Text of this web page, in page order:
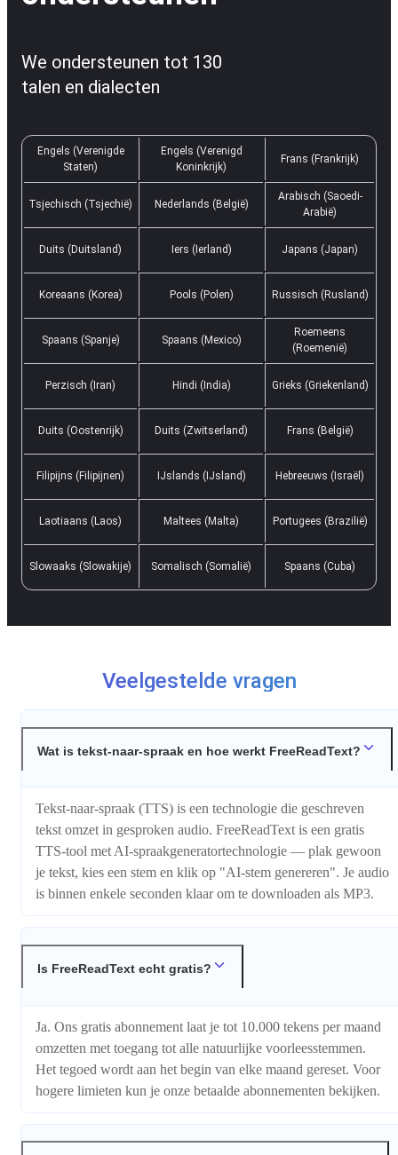
We ondersteunen tot 130
talen en dialecten
Engels (Verenigde
Staten)
Engels (Verenigd
Koninkrijk)
Frans (Frankrijk)
Tsjechisch (Tsjechië) Nederlands (België)
Arabisch (Saoedi-
Arabië)
Duits (Duitsland) Iers (Ierland) Japans (Japan)
Koreaans (Korea) Pools (Polen) Russisch (Rusland)
Spaans (Spanje) Spaans (Mexico)
Roemeens
(Roemenië)
Perzisch (Iran) Hindi (India) Grieks (Griekenland)
Duits (Oostenrijk) Duits (Zwitserland) Frans (België)
Filipijns (Filipijnen) IJslands (IJsland) Hebreeuws (Israël)
Laotiaans (Laos) Maltees (Malta) Portugees (Brazilië)
Slowaaks (Slowakije) Somalisch (Somalië) Spaans (Cuba)
Veelgestelde vragen
Wat is tekst-naar-spraak en hoe werkt FreeReadText?
Tekst-naar-spraak (TTS) is een technologie die geschreven
tekst omzet in gesproken audio. FreeReadText is een gratis
TTS-tool met AI-spraakgeneratortechnologie — plak gewoon
je tekst, kies een stem en klik op "AI-stem genereren". Je audio
is binnen enkele seconden klaar om te downloaden als MP3.
Is FreeReadText echt gratis?
Ja. Ons gratis abonnement laat je tot 10.000 tekens per maand
omzetten met toegang tot alle natuurlijke voorleesstemmen.
Het tegoed wordt aan het begin van elke maand gereset. Voor
hogere limieten kun je onze betaalde abonnementen bekijken.